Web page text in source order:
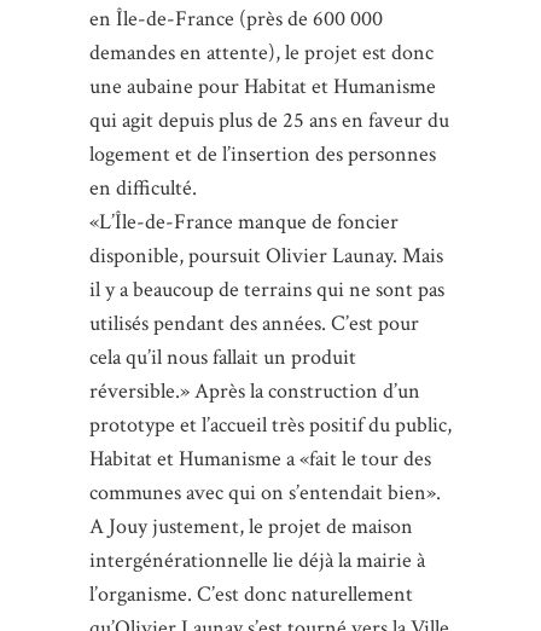
en Île-de-France (près de 600 000
demandes en attente), le projet est donc
une aubaine pour Habitat et Humanisme
qui agit depuis plus de 25 ans en faveur du
logement et de l’insertion des personnes
en difficulté.
«L’Île-de-France manque de foncier
disponible, poursuit Olivier Launay. Mais
il y a beaucoup de terrains qui ne sont pas
utilisés pendant des années. C’est pour
cela qu’il nous fallait un produit
réversible.» Après la construction d’un
prototype et l’accueil très positif du public,
Habitat et Humanisme a «fait le tour des
communes avec qui on s’entendait bien».
A Jouy justement, le projet de maison
intergénérationnelle lie déjà la mairie à
l’organisme. C’est donc naturellement